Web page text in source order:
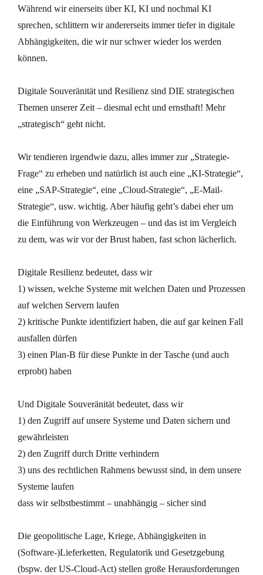
Während wir einerseits über KI, KI und nochmal KI
sprechen, schlittern wir andererseits immer tiefer in digitale
Abhängigkeiten, die wir nur schwer wieder los werden
können.
Digitale Souveränität und Resilienz sind DIE strategischen
Themen unserer Zeit – diesmal echt und ernsthaft! Mehr
„strategisch“ geht nicht.
Wir tendieren irgendwie dazu, alles immer zur „Strategie-
Frage“ zu erheben und natürlich ist auch eine „KI-Strategie“,
eine „SAP-Strategie“, eine „Cloud-Strategie“, „E-Mail-
Strategie“, usw. wichtig. Aber häufig geht’s dabei eher um
die Einführung von Werkzeugen – und das ist im Vergleich
zu dem, was wir vor der Brust haben, fast schon lächerlich.
Digitale Resilienz bedeutet, dass wir
1) wissen, welche Systeme mit welchen Daten und Prozessen
auf welchen Servern laufen
2) kritische Punkte identifiziert haben, die auf gar keinen Fall
ausfallen dürfen
3) einen Plan-B für diese Punkte in der Tasche (und auch
erprobt) haben
Und Digitale Souveränität bedeutet, dass wir
1) den Zugriff auf unsere Systeme und Daten sichern und
gewährleisten
2) den Zugriff durch Dritte verhindern
3) uns des rechtlichen Rahmens bewusst sind, in dem unsere
Systeme laufen
dass wir selbstbestimmt – unabhängig – sicher sind
Die geopolitische Lage, Kriege, Abhängigkeiten in
(Software-)Lieferketten, Regulatorik und Gesetzgebung
(bspw. der US-Cloud-Act) stellen große Herausforderungen